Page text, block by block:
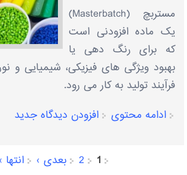
مستربچ (Masterbatch)
یک ماده افزودنی است
که برای رنگ دهی یا
بهبود ویژگی های فیزیکی، شیمیایی و
فرآیند تولید به کار می رود.
ادامه محتوی
افزودن دیدگاه جدید
1
2 بعدی › انتها